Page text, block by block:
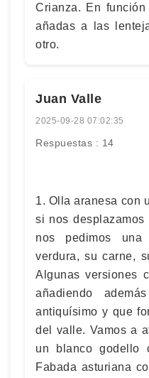
Crianza. En
añadas a las
otro.
Juan Valle
2025-09-28 07:02:35
Respuestas : 14
1. Olla aranesa con
si nos
nos pedimos
verdura, su carne,
Algunas versiones
añadiendo
antiquísimo y que
del valle. Vamos a
un blanco godello
Fabada asturiana